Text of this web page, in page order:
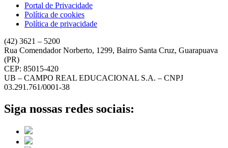
Portal de Privacidade
Política de cookies
Política de privacidade
(42) 3621 – 5200
Rua Comendador Norberto, 1299, Bairro Santa Cruz, Guarapuava
(PR)
CEP: 85015-420
UB – CAMPO REAL EDUCACIONAL S.A. – CNPJ
03.291.761/0001-38
Siga nossas redes sociais: